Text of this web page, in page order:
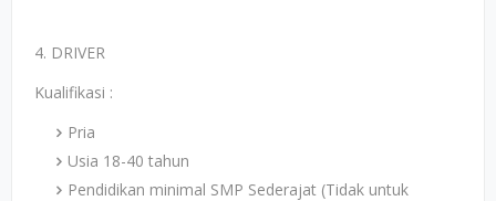
4. DRIVER
Kualifikasi :
Pria
Usia 18-40 tahun
Pendidikan minimal SMP Sederajat (Tidak untuk